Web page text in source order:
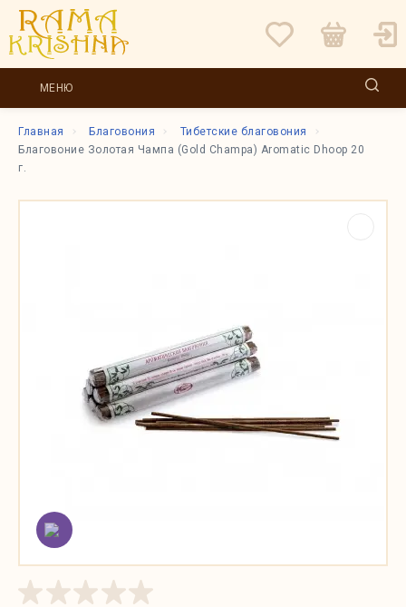
МЕНЮ
Главная Благовония
Тибетские благовония
Благовоние Золотая Чампа (Gold Champa) Aromatic Dhoop 20
г.